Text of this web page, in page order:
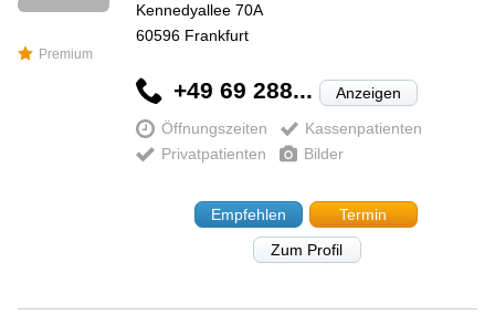
Premium
Kennedyallee 70A
60596 Frankfurt
+49 69 288... Anzeigen
Öffnungszeiten
Kassenpatienten
Privatpatienten
Bilder
Empfehlen
Termin
Zum Profil